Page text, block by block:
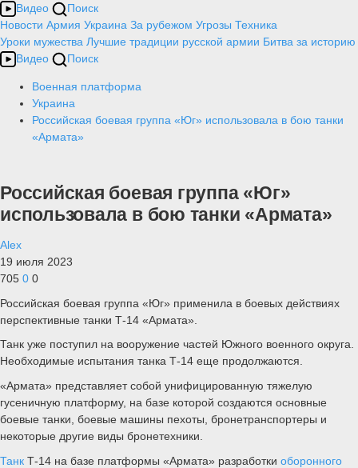
Видео
Поиск
Новости Армия Украина За рубежом Угрозы Техника
Уроки мужества Лучшие традиции русской армии Битва за историю
Видео
Поиск
Военная платформа
Украина
Российская боевая группа «Юг» использовала в бою танки
«Армата»
Российская боевая группа «Юг»
использовала в бою танки «Армата»
Alex
19 июля 2023
705 0 0
Российская боевая группа «Юг» применила в боевых действиях
перспективные танки Т-14 «Армата».
Танк уже поступил на вооружение частей Южного военного округа.
Необходимые испытания танка Т-14 еще продолжаются.
«Армата» представляет собой унифицированную тяжелую
гусеничную платформу, на базе которой создаются основные
боевые танки, боевые машины пехоты, бронетранспортеры и
некоторые другие виды бронетехники.
Танк Т-14 на базе платформы «Армата» разработки оборонного